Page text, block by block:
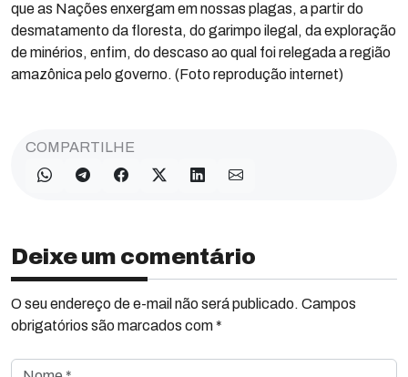
que as Nações enxergam em nossas plagas, a partir do
desmatamento da floresta, do garimpo ilegal, da exploração
de minérios, enfim, do descaso ao qual foi relegada a região
amazônica pelo governo. (Foto reprodução internet)
COMPARTILHE
Deixe um comentário
O seu endereço de e-mail não será publicado. Campos
obrigatórios são marcados com *
Nome *